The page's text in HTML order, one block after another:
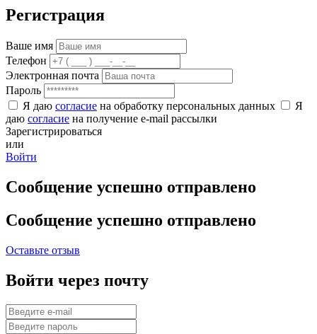
Регистрация
Ваше имя
Телефон
Электронная почта
Пароль
Я даю согласие на обработку персональных данных
Я
даю согласие на получение e-mail рассылки
Зарегистрироваться
или
Войти
Сообщение успешно отправлено
Сообщение успешно отправлено
Оставьте отзыв
Войти через почту